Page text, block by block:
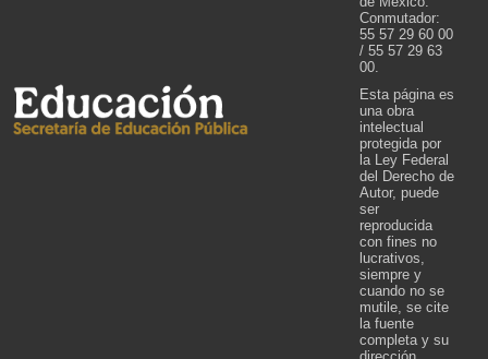
Conmutador:
55 57 29 60 00
/ 55 57 29 63
00.
Esta página es
una obra
intelectual
protegida por
la Ley Federal
del Derecho de
Autor, puede
ser
reproducida
con fines no
lucrativos,
siempre y
cuando no se
mutile, se cite
la fuente
completa y su